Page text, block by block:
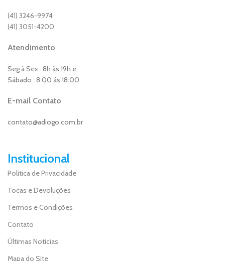
(41) 3246-9974
(41) 3051-4200
Atendimento
Seg à Sex : 8h às 19h e
Sábado : 8:00 ás 18:00
E-mail Contato
contato@adiogo.com.br
Institucional
Política de Privacidade
Tocas e Devoluções
Termos e Condições
Contato
Últimas Notícias
Mapa do Site